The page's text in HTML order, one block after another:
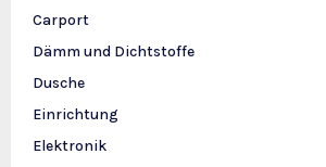
Carport
Dämm und Dichtstoffe
Dusche
Einrichtung
Elektronik